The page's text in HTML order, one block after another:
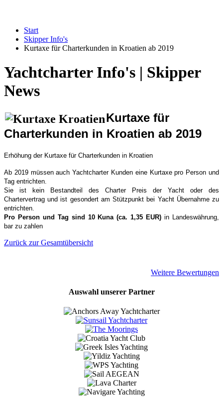
Start
Skipper Info's
Kurtaxe für Charterkunden in Kroatien ab 2019
Yachtcharter Info's | Skipper
News
Kurtaxe für
Charterkunden in Kroatien ab 2019
Erhöhung der Kurtaxe für Charterkunden in Kroatien
Ab 2019 müssen auch Yachtcharter Kunden eine Kurtaxe pro Person und
Tag entrichten.
Sie ist kein Bestandteil des Charter Preis der Yacht oder des
Chartervertrag und ist gesondert am Stützpunkt bei Yacht Übernahme zu
entrichten.
Pro Person und Tag sind 10 Kuna (ca. 1,35 EUR) in Landeswährung,
bar zu zahlen
Zurück zur Gesamtübersicht
Weitere Bewertungen
Auswahl unserer Partner